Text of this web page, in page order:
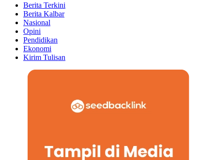
Berita Terkini
Berita Kalbar
Nasional
Opini
Pendidikan
Ekonomi
Kirim Tulisan